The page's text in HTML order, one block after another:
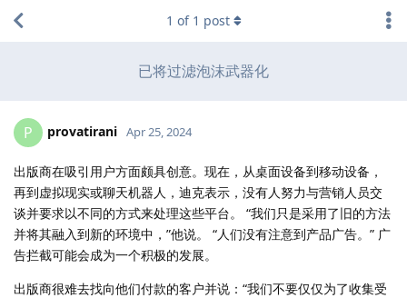
已将过滤泡沫武器化
1 of 1 post
P provatirani Apr 25, 2024
出版商在吸引用户方面颇具创意。现在，从桌面设备到移动设备，
再到虚拟现实或聊天机器人，迪克表示，没有人努力与营销人员交
谈并要求以不同的方式来处理这些平台。 “我们只是采用了旧的方法
并将其融入到新的环境中，”他说。 “人们没有注意到产品广告。” 广
告拦截可能会成为一个积极的发展。
出版商很难去找向他们付款的客户并说：“我们不要仅仅为了收集受